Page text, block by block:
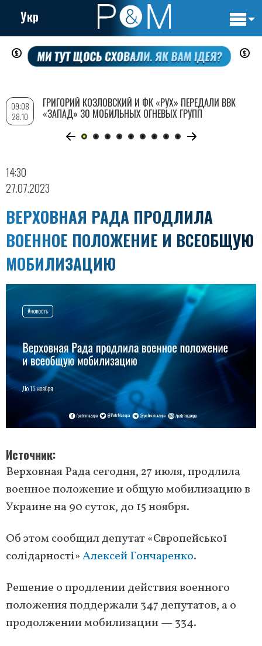
Перейти
содержанию
Укр
14:30
27.07.2023
ВЕРХОВНАЯ РАДА ПРОДЛИЛА
ВОЕННОЕ ПОЛОЖЕНИЕ И ВСЕОБЩУЮ
МОБИЛИЗАЦИЮ
Источник
Верховная Рада сегодня, 27 июля, продлила
военное положение и общую мобилизацию в
Украине на 90 суток, до 15 ноября.
Об этом сообщил депутат «Європейської
солідарності»Алексей Гончаренко.
Решение о продлении действия военного
положения поддержали 347 депутатов, а о
продолжении мобилизации — 334.
09:08
28.10
ГРИГОРИЙ КОЗЛОВСКИЙ И ФК «РУХ» ПЕРЕДАЛИ ВВК
«ЗАПАД» 30 МОБИЛЬНЫХ ОГНЕВЫХ ГРУПП